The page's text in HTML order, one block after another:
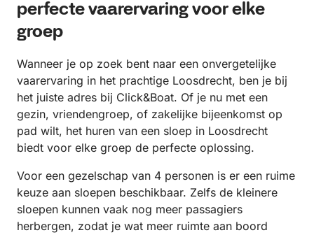
perfecte vaarervaring voor elke
groep
Wanneer je op zoek bent naar een onvergetelijke
vaarervaring in het prachtige Loosdrecht, ben je bij
het juiste adres bij Click&Boat. Of je nu met een
gezin, vriendengroep, of zakelijke bijeenkomst op
pad wilt, het huren van een sloep in Loosdrecht
biedt voor elke groep de perfecte oplossing.
Voor een gezelschap van 4 personen is er een ruime
keuze aan sloepen beschikbaar. Zelfs de kleinere
sloepen kunnen vaak nog meer passagiers
herbergen, zodat je wat meer ruimte aan boord